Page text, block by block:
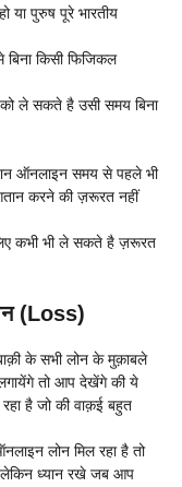
या पुरुष पूरे भारतीय
किसी फिजिकल
ले सकते है उसी समय बिना
ऑनलाइन समय से पहले भी
करने की ज़रूरत नहीं
कभी भी ले सकते है ज़रूरत
(Loss)
के सभी लोन के मुक़ाबले
लगायेंगे तो आप देखेंगे की ये
रहा है जो की वाक़ई बहुत
लोन मिल रहा है तो
लेकिन ध्यान रखे जब आप